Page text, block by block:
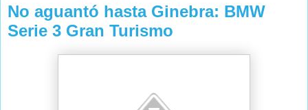
No aguantó hasta Ginebra: BMW
Serie 3 Gran Turismo